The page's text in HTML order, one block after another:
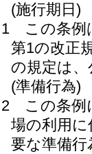
(施行期日)
1
この条例
第1の改正
の規定は
(準備行為)
2
この条例
場の利用
要な準備